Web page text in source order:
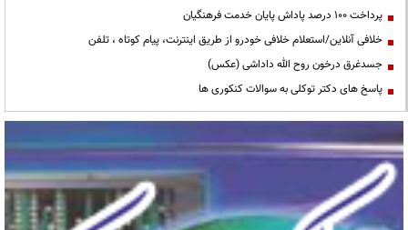
پرداخت ۱۰۰ درصد پاداش پایان خدمت فرهنگیان
خلافی آنلاین/استعلام خلافی خودرو از طریق اینترنت، پیام کوتاه ، تلفن
جسدغرق درخون روح الله داداشی (عکس)
پاسخ های دکتر توکلی به سوالات کنکوری ها